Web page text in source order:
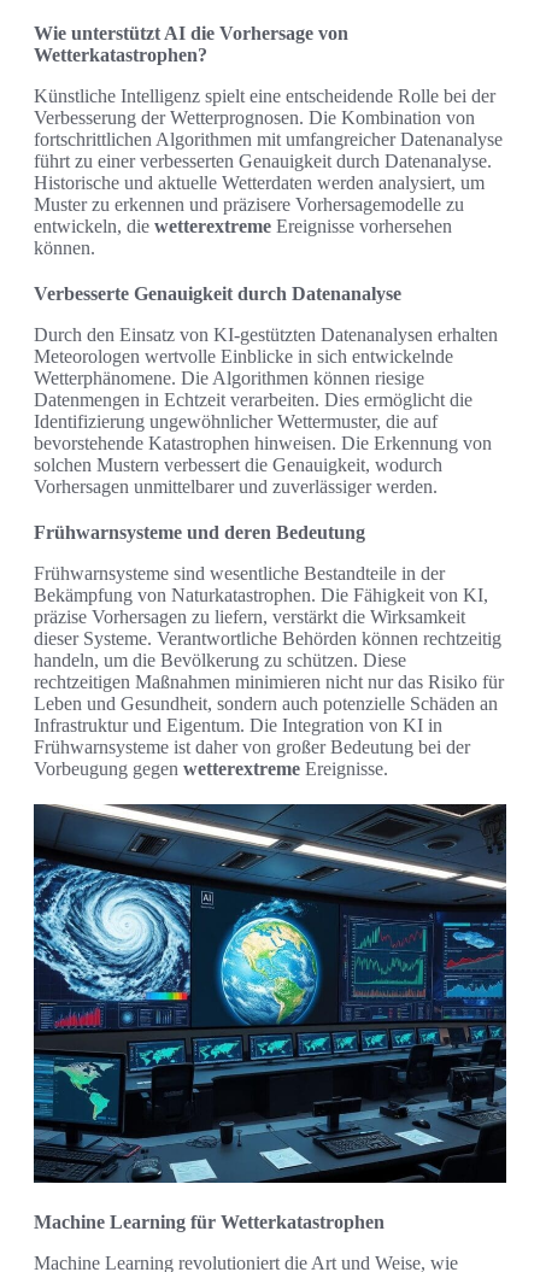
Wie unterstützt AI die Vorhersage von
Wetterkatastrophen?
Künstliche Intelligenz spielt eine entscheidende Rolle bei der
Verbesserung der Wetterprognosen. Die Kombination von
fortschrittlichen Algorithmen mit umfangreicher Datenanalyse
führt zu einer verbesserten Genauigkeit durch Datenanalyse.
Historische und aktuelle Wetterdaten werden analysiert, um
Muster zu erkennen und präzisere Vorhersagemodelle zu
entwickeln, die wetterextreme Ereignisse vorhersehen
können.
Verbesserte Genauigkeit durch Datenanalyse
Durch den Einsatz von KI-gestützten Datenanalysen erhalten
Meteorologen wertvolle Einblicke in sich entwickelnde
Wetterphänomene. Die Algorithmen können riesige
Datenmengen in Echtzeit verarbeiten. Dies ermöglicht die
Identifizierung ungewöhnlicher Wettermuster, die auf
bevorstehende Katastrophen hinweisen. Die Erkennung von
solchen Mustern verbessert die Genauigkeit, wodurch
Vorhersagen unmittelbarer und zuverlässiger werden.
Frühwarnsysteme und deren Bedeutung
Frühwarnsysteme sind wesentliche Bestandteile in der
Bekämpfung von Naturkatastrophen. Die Fähigkeit von KI,
präzise Vorhersagen zu liefern, verstärkt die Wirksamkeit
dieser Systeme. Verantwortliche Behörden können rechtzeitig
handeln, um die Bevölkerung zu schützen. Diese
rechtzeitigen Maßnahmen minimieren nicht nur das Risiko für
Leben und Gesundheit, sondern auch potenzielle Schäden an
Infrastruktur und Eigentum. Die Integration von KI in
Frühwarnsysteme ist daher von großer Bedeutung bei der
Vorbeugung gegen wetterextreme Ereignisse.
Machine Learning für Wetterkatastrophen
Machine Learning revolutioniert die Art und Weise, wie